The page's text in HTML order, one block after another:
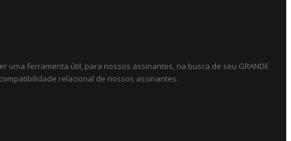
uma ferramenta útil, para nossos assinantes, na busca de seu GRANDE
relacional de nossos assinantes.